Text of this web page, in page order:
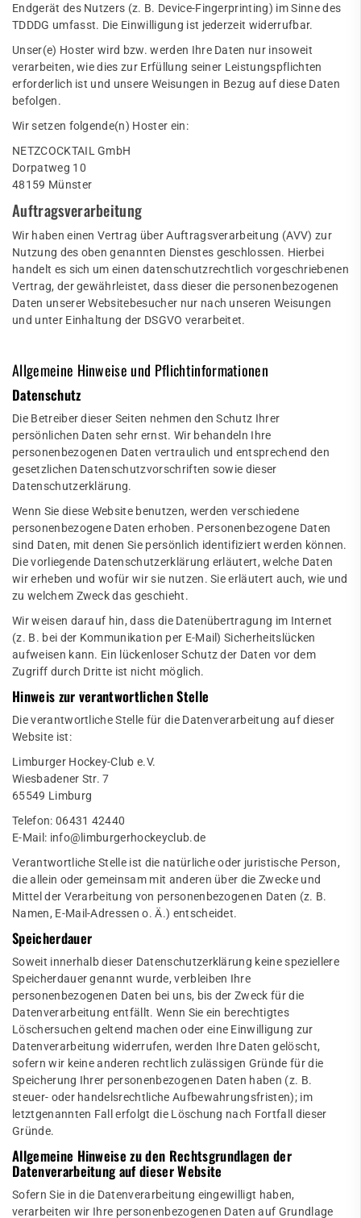
Endgerät des Nutzers (z. B. Device-Fingerprinting) im Sinne des
TDDDG umfasst. Die Einwilligung ist jederzeit widerrufbar.
Unser(e) Hoster wird bzw. werden Ihre Daten nur insoweit
verarbeiten, wie dies zur Erfüllung seiner Leistungspflichten
erforderlich ist und unsere Weisungen in Bezug auf diese Daten
befolgen.
Wir setzen folgende(n) Hoster ein:
NETZCOCKTAIL GmbH
Dorpatweg 10
48159 Münster
Auftragsverarbeitung
Wir haben einen Vertrag über Auftragsverarbeitung (AVV) zur
Nutzung des oben genannten Dienstes geschlossen. Hierbei
handelt es sich um einen datenschutzrechtlich vorgeschriebenen
Vertrag, der gewährleistet, dass dieser die personenbezogenen
Daten unserer Websitebesucher nur nach unseren Weisungen
und unter Einhaltung der DSGVO verarbeitet.
Allgemeine Hinweise und Pflicht­informationen
Datenschutz
Die Betreiber dieser Seiten nehmen den Schutz Ihrer
persönlichen Daten sehr ernst. Wir behandeln Ihre
personenbezogenen Daten vertraulich und entsprechend den
gesetzlichen Datenschutzvorschriften sowie dieser
Datenschutzerklärung.
Wenn Sie diese Website benutzen, werden verschiedene
personenbezogene Daten erhoben. Personenbezogene Daten
sind Daten, mit denen Sie persönlich identifiziert werden können.
Die vorliegende Datenschutzerklärung erläutert, welche Daten
wir erheben und wofür wir sie nutzen. Sie erläutert auch, wie und
zu welchem Zweck das geschieht.
Wir weisen darauf hin, dass die Datenübertragung im Internet
(z. B. bei der Kommunikation per E-Mail) Sicherheitslücken
aufweisen kann. Ein lückenloser Schutz der Daten vor dem
Zugriff durch Dritte ist nicht möglich.
Hinweis zur verantwortlichen Stelle
Die verantwortliche Stelle für die Datenverarbeitung auf dieser
Website ist:
Limburger Hockey-Club e.V.
Wiesbadener Str. 7
65549 Limburg
Telefon: 06431 42440
E-Mail: info@limburgerhockeyclub.de
Verantwortliche Stelle ist die natürliche oder juristische Person,
die allein oder gemeinsam mit anderen über die Zwecke und
Mittel der Verarbeitung von personenbezogenen Daten (z. B.
Namen, E-Mail-Adressen o. Ä.) entscheidet.
Speicherdauer
Soweit innerhalb dieser Datenschutzerklärung keine speziellere
Speicherdauer genannt wurde, verbleiben Ihre
personenbezogenen Daten bei uns, bis der Zweck für die
Datenverarbeitung entfällt. Wenn Sie ein berechtigtes
Löschersuchen geltend machen oder eine Einwilligung zur
Datenverarbeitung widerrufen, werden Ihre Daten gelöscht,
sofern wir keine anderen rechtlich zulässigen Gründe für die
Speicherung Ihrer personenbezogenen Daten haben (z. B.
steuer- oder handelsrechtliche Aufbewahrungsfristen); im
letztgenannten Fall erfolgt die Löschung nach Fortfall dieser
Gründe.
Allgemeine Hinweise zu den Rechtsgrundlagen der
Datenverarbeitung auf dieser Website
Sofern Sie in die Datenverarbeitung eingewilligt haben,
verarbeiten wir Ihre personenbezogenen Daten auf Grundlage